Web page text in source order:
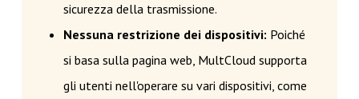
sicurezza della trasmissione.
Nessuna restrizione dei dispositivi: Poiché
si basa sulla pagina web, MultCloud supporta
gli utenti nell'operare su vari dispositivi, come